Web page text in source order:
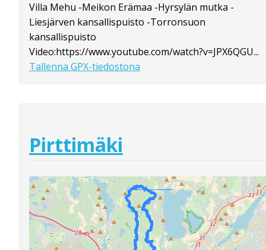
Villa Mehu -Meikon Erämaa -Hyrsylän mutka -
Liesjärven kansallispuisto -Torronsuon
kansallispuisto
Video:https://www.youtube.com/watch?v=JPX6QGU...
Tallenna GPX-tiedostona
Pirttimäki